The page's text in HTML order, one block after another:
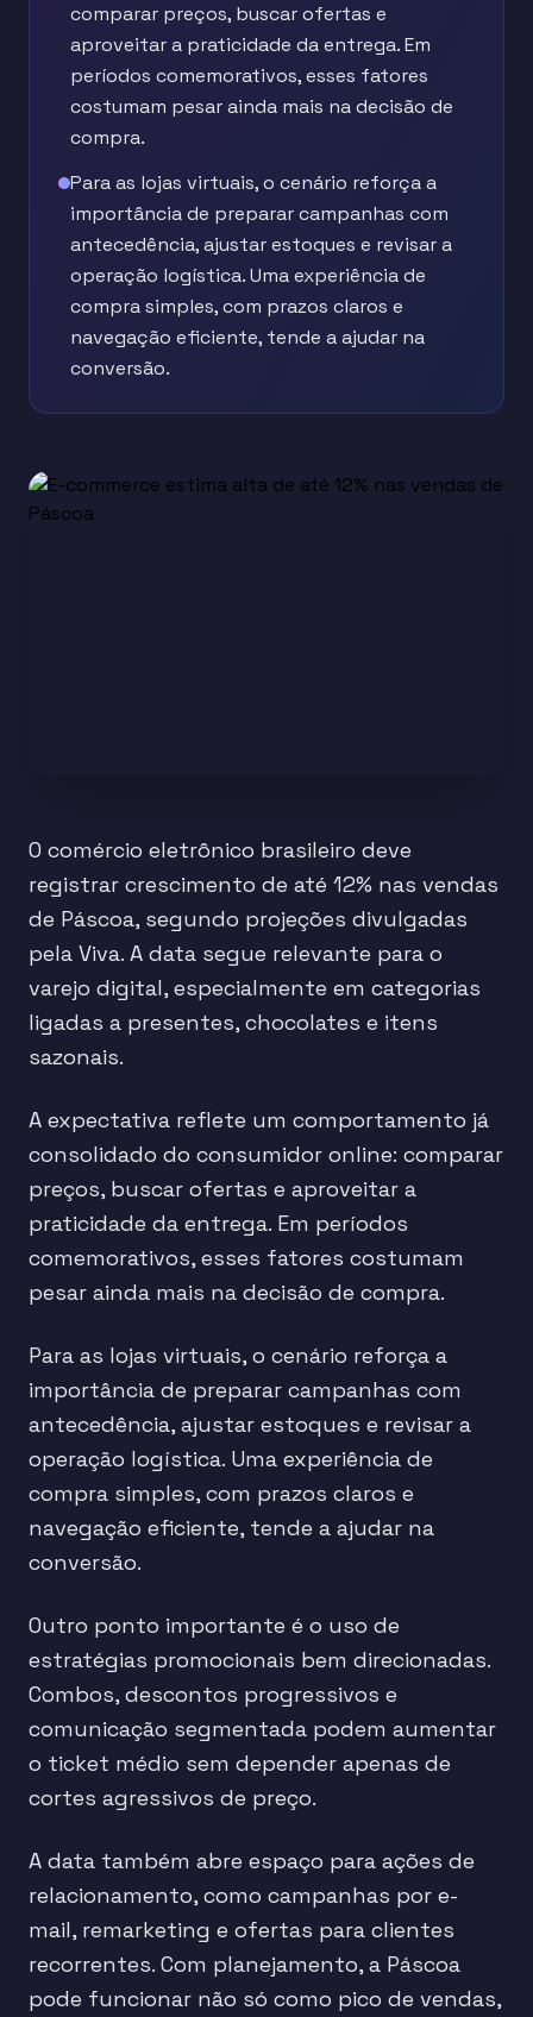
comparar preços, buscar ofertas e
aproveitar a praticidade da entrega. Em
períodos comemorativos, esses fatores
costumam pesar ainda mais na decisão de
compra.
Para as lojas virtuais, o cenário reforça a
importância de preparar campanhas com
antecedência, ajustar estoques e revisar a
operação logística. Uma experiência de
compra simples, com prazos claros e
navegação eficiente, tende a ajudar na
conversão.
O comércio eletrônico brasileiro deve
registrar crescimento de até 12% nas vendas
de Páscoa, segundo projeções divulgadas
pela Viva. A data segue relevante para o
varejo digital, especialmente em categorias
ligadas a presentes, chocolates e itens
sazonais.
A expectativa reflete um comportamento já
consolidado do consumidor online: comparar
preços, buscar ofertas e aproveitar a
praticidade da entrega. Em períodos
comemorativos, esses fatores costumam
pesar ainda mais na decisão de compra.
Para as lojas virtuais, o cenário reforça a
importância de preparar campanhas com
antecedência, ajustar estoques e revisar a
operação logística. Uma experiência de
compra simples, com prazos claros e
navegação eficiente, tende a ajudar na
conversão.
Outro ponto importante é o uso de
estratégias promocionais bem direcionadas.
Combos, descontos progressivos e
comunicação segmentada podem aumentar
o ticket médio sem depender apenas de
cortes agressivos de preço.
A data também abre espaço para ações de
relacionamento, como campanhas por e-
mail, remarketing e ofertas para clientes
recorrentes. Com planejamento, a Páscoa
pode funcionar não só como pico de vendas,